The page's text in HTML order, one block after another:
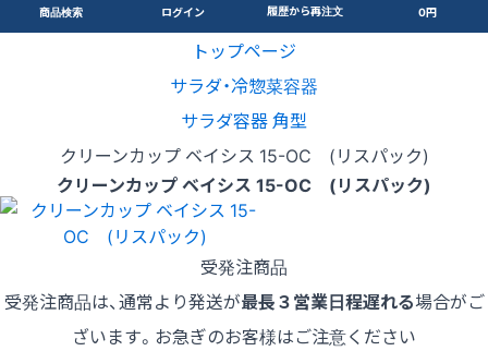
商品検索 ログイン 履歴から再注文
0円
トップページ
サラダ・冷惣菜容器
サラダ容器 角型
クリーンカップ ベイシス 15-OC (リスパック)
クリーンカップ ベイシス 15-OC (リスパック)
受発注商品
受発注商品は、通常より発送が最長３営業日程遅れる場合がご
ざいます。お急ぎのお客様はご注意ください